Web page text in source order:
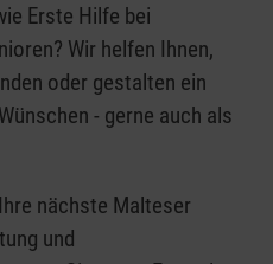
Erste Hilfe bei
Wir helfen Ihnen,
oder gestalten ein
- gerne auch als
nächste Malteser
und